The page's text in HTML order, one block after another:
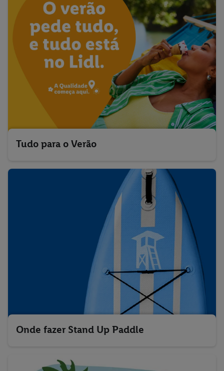
Tudo para o Verão
Onde fazer Stand Up Paddle